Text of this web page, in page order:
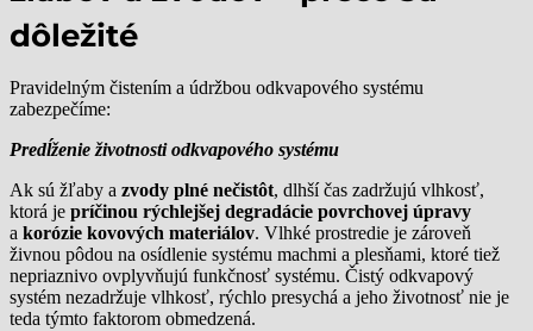
dôležité
Pravidelným čistením a údržbou odkvapového systému
zabezpečíme:
Predĺženie životnosti odkvapového systému
Ak sú žľaby a zvody plné nečistôt, dlhší čas zadržujú vlhkosť,
ktorá je príčinou rýchlejšej degradácie povrchovej úpravy
a korózie kovových materiálov. Vlhké prostredie je zároveň
živnou pôdou na osídlenie systému machmi a plesňami, ktoré tiež
nepriaznivo ovplyvňujú funkčnosť systému. Čistý odkvapový
systém nezadržuje vlhkosť, rýchlo presychá a jeho životnosť nie je
teda týmto faktorom obmedzená.